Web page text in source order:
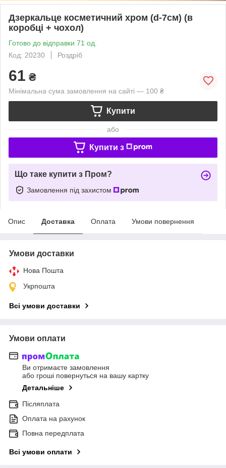
Дзеркальце косметичний хром (d-7см) (в
коробці + чохол)
Готово до відправки 71 од.
Код: 20230
Роздріб
61 ₴
Мінімальна сума замовлення на сайті — 100 ₴
Купити
або
Купити з
Що таке купити з Пром?
Замовлення під захистом
Опис Доставка Оплата Умови повернення
Умови доставки
Нова Пошта
Укрпошта
Всі умови доставки
Умови оплати
Ви отримаєте замовлення
або гроші повернуться на вашу картку
Детальніше
Післяплата
Оплата на рахунок
Повна передплата
Всі умови оплати